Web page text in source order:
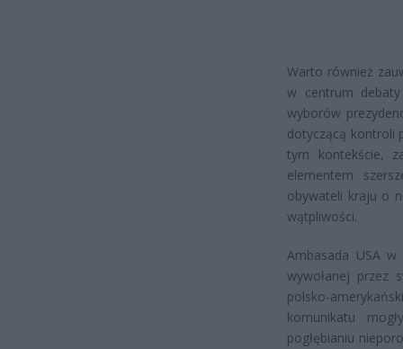
Warto również
w centrum
wyborów
dotyczącą kontroli
tym kontekście,
elementem
obywateli kraju o
wątpliwości.
Ambasada USA
wywołanej przez
polsko-
komunikatu
pogłębianiu